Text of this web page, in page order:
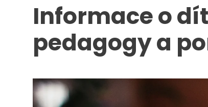
Informace o
pedagogy a